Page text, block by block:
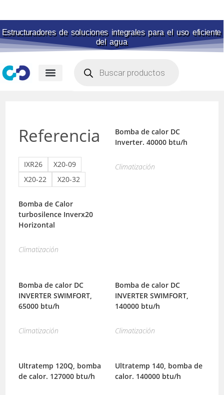
Estructuradores de soluciones integrales para el uso eficiente
del agua
Referencia
IXR26
X20-09
X20-22
X20-32
Bomba de Calor
turbosilence Inverx20
Horizontal
Climatización
Bomba de calor DC
Inverter. 40000 btu/h
Climatización
Bomba de calor DC
INVERTER SWIMFORT,
65000 btu/h
Climatización
Bomba de calor DC
INVERTER SWIMFORT,
140000 btu/h
Climatización
Ultratemp 120Q, bomba
de calor. 127000 btu/h
Ultratemp 140, bomba de
calor. 140000 btu/h